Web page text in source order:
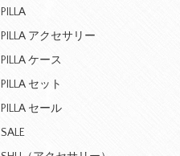
PILLA
PILLA アクセサリー
PILLA ケース
PILLA セット
PILLA セール
SALE